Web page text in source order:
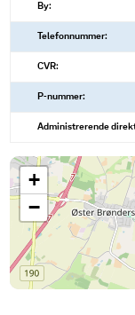
By:
Telefonnummer:
CVR:
P-nummer:
Administrerende
+
−